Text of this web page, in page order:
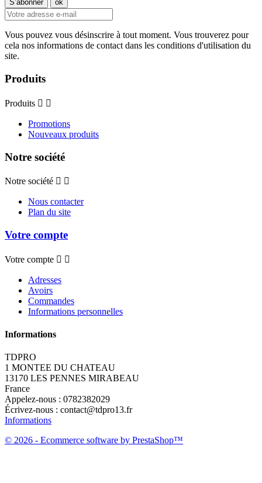
Vous pouvez vous désinscrire à tout moment. Vous trouverez pour
cela nos informations de contact dans les conditions d'utilisation du
site.
Produits
Produits  
Promotions
Nouveaux produits
Notre société
Notre société  
Nous contacter
Plan du site
Votre compte
Votre compte  
Adresses
Avoirs
Commandes
Informations personnelles
Informations
TDPRO
1 MONTEE DU CHATEAU
13170 LES PENNES MIRABEAU
France
Appelez-nous : 0782382029
Écrivez-nous : contact@tdpro13.fr
Informations
© 2026 - Ecommerce software by PrestaShop™